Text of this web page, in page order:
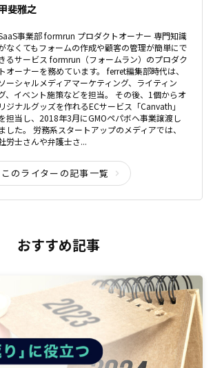
斐雅之
事業部 formrun プロダクトオーナー 専門知識
なくてもフォームの作成や顧客の管理が簡単にで
るサービス formrun（フォームラン）のプロダク
トオーナーを務めています。 ferret編集部時代は、
ーシャルメディアマーケティング、ライティン
、イベント施策などを担当。 その後、1個からオ
リジナルグッズを作れるECサービス「Canvath」
担当し、2018年3月にGMOペパボヘ事業譲渡し
ました。 労務系スタートアップのメディアでは、
労士さんや弁護士さ...
このライターの記事一覧
おすすめ記事